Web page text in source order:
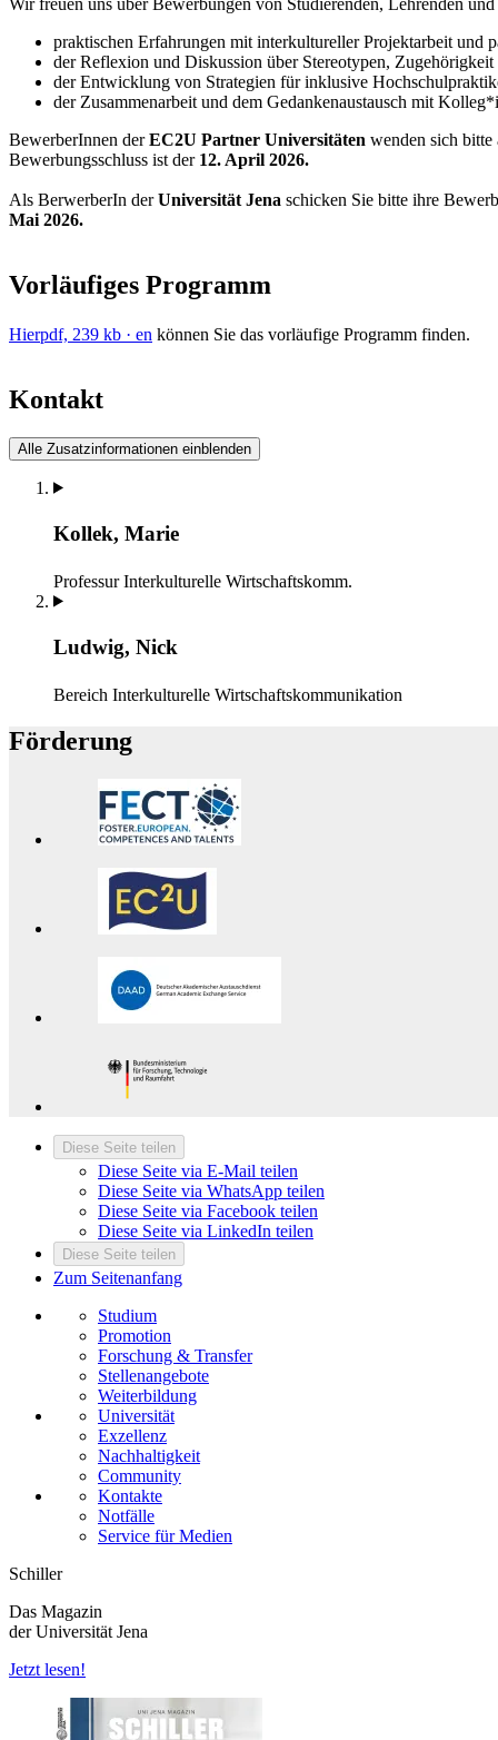
Wir freuen uns über Bewerbungen von Studierenden, Lehrenden
praktischen Erfahrungen mit interkultureller Projektarbeit und
der Reflexion und Diskussion über Stereotypen,
der Entwicklung von Strategien für inklusive
der Zusammenarbeit und dem Gedankenaustausch mit
BewerberInnen derEC2U Partner Universitäten wenden sich
Bewerbungsschluss ist der 12. April 2026.
Als BerwerberIn derUniversität Jena schicken Sie bitte ihre
Mai 2026.
Vorläufiges Programm
Hierpdf, 239 kb · en können Sie das vorläufige Programm finden.
Kontakt
Alle Zusatzinformationen einblenden
Kollek, Marie
Professur Interkulturelle Wirtschaftskomm.
Ludwig, Nick
Bereich Interkulturelle Wirtschaftskommunikation
Förderung
Diese Seite teilen
Diese Seite via E-Mail teilen
Diese Seite via WhatsApp teilen
Diese Seite via Facebook teilen
Diese Seite via LinkedIn teilen
Diese Seite teilen
Zum Seitenanfang
Studium
Promotion
Forschung & Transfer
Stellenangebote
Weiterbildung
Universität
Exzellenz
Nachhaltigkeit
Community
Kontakte
Notfälle
Service für Medien
Schiller
Das Magazin
der Universität Jena
Jetzt lesen!